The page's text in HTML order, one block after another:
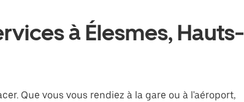
à Élesmes, Hauts-
Que vous vous rendiez à la gare ou à l'aéroport,